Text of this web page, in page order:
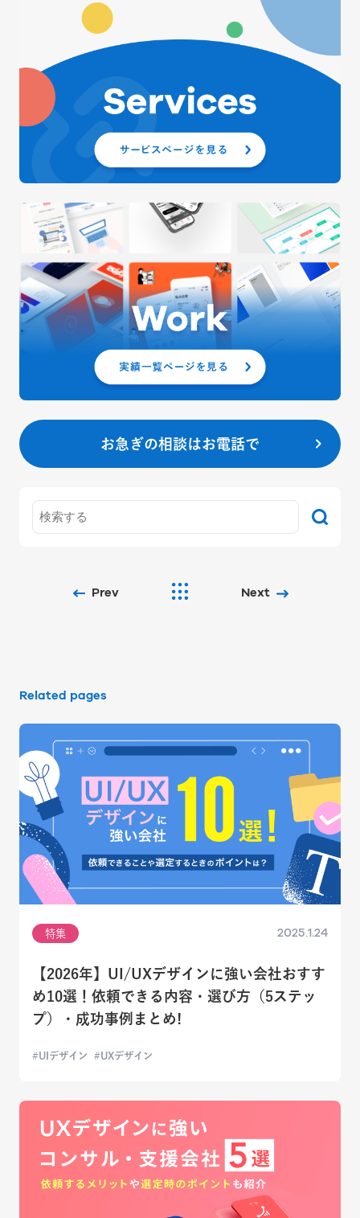
お急ぎの相談はお電話で
Prev Next
Related pages
特集 2025.1.24
【2026年】UI/UXデザインに強い会社おすす
め10選！依頼できる内容・選び方（5ステッ
プ）・成功事例まとめ!
UIデザイン UXデザイン